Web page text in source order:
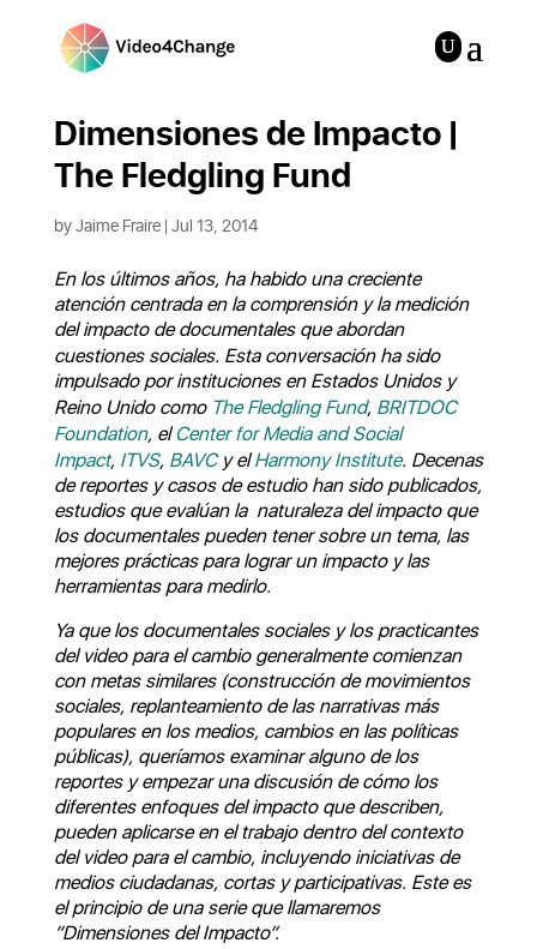
Dimensiones de Impacto |
The Fledgling Fund
byJaime Fraire|Jul 13, 2014
En los últimos años, ha habido una creciente
atención centrada en la comprensión y la medición
del impacto de documentales que abordan
cuestiones sociales. Esta conversación ha sido
impulsado por instituciones en Estados Unidos y
Reino Unido como The Fledgling Fund, BRITDOC
Foundation, elCenter for Media and Social
Impact, ITVS, BAVCy elHarmony Institute. Decenas
de reportes y casos de estudio han sido publicados,
estudios que evalúan la naturaleza del impacto que
los documentales pueden tener sobre un tema, las
mejores prácticas para lograr un impacto y las
herramientas para medirlo.
Ya que los documentales sociales y los practicantes
del video para el cambio generalmente comienzan
con metas similares (construcción de movimientos
sociales, replanteamiento de las narrativas más
populares en los medios, cambios en las políticas
públicas), queríamos examinar alguno de los
reportes y empezar una discusión de cómo los
diferentes enfoques del impacto que describen,
pueden aplicarse en el trabajo dentro del contexto
del video para el cambio, incluyendo iniciativas de
medios ciudadanas, cortas y participativas. Este es
el principio de una serie que llamaremos
“Dimensiones del Impacto”.